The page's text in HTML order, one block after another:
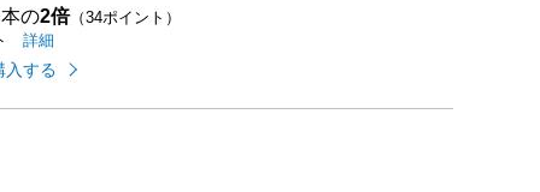
の2倍（34ポイント）
イオンカードのご利用でたまるポイントの
詳細
入する